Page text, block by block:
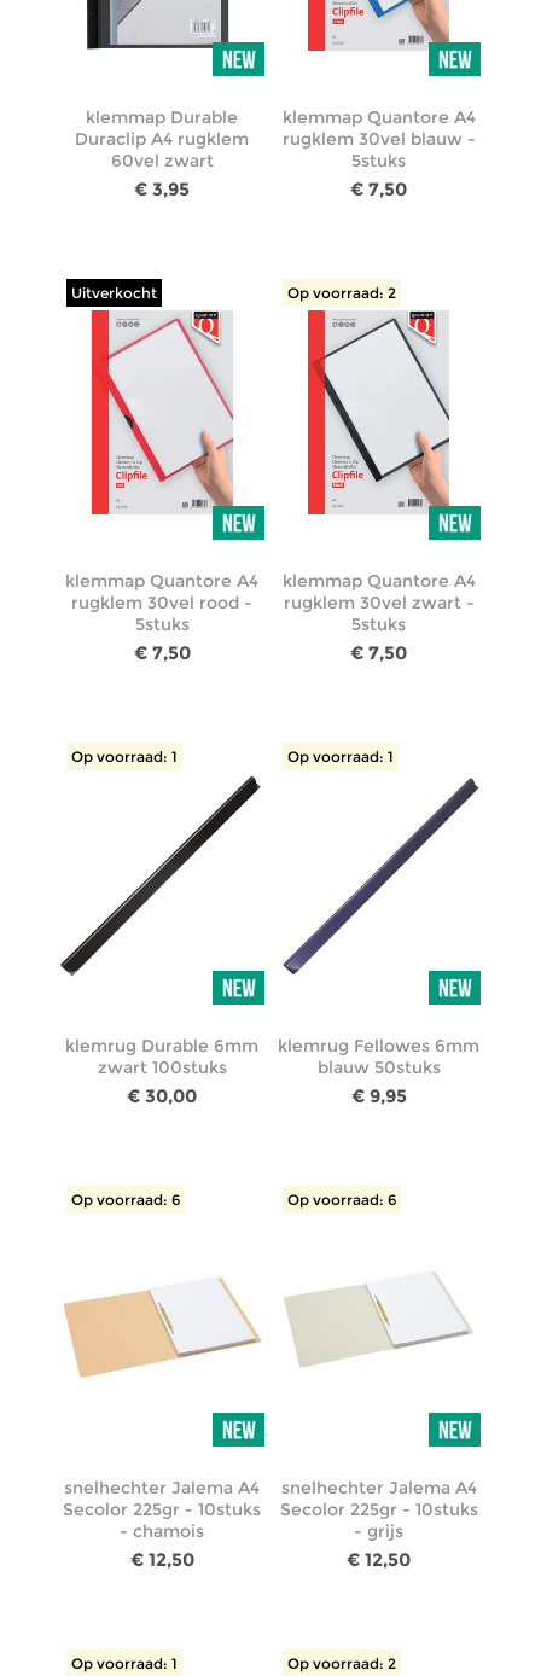
klemmap Durable
Duraclip A4 rugklem
60vel zwart
€ 3,95
klemmap Quantore A4
rugklem 30vel blauw -
5stuks
€ 7,50
Uitverkocht
klemmap Quantore A4
rugklem 30vel rood -
5stuks
€ 7,50
Op voorraad: 2
klemmap Quantore A4
rugklem 30vel zwart -
5stuks
€ 7,50
Op voorraad: 1
klemrug Durable 6mm
zwart 100stuks
€ 30,00
Op voorraad: 1
klemrug Fellowes 6mm
blauw 50stuks
€ 9,95
Op voorraad: 6
snelhechter Jalema A4
Secolor 225gr - 10stuks
- chamois
€ 12,50
Op voorraad: 6
snelhechter Jalema A4
Secolor 225gr - 10stuks
- grijs
€ 12,50
Op voorraad: 1 Op voorraad: 2